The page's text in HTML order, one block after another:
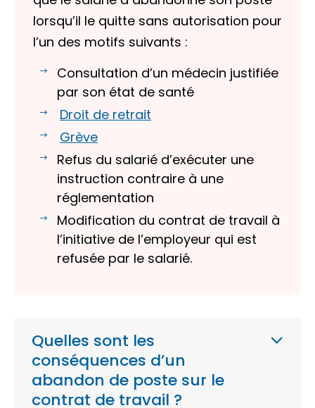
lorsqu’il le quitte sans autorisation pour
l’un des motifs suivants :
Consultation d’un médecin justifiée
par son état de santé
Droit de retrait
Grève
Refus du salarié d’exécuter une
instruction contraire à une
réglementation
Modification du contrat de travail à
l’initiative de l’employeur qui est
refusée par le salarié.
Quelles sont les
conséquences d’un
abandon de poste sur le
contrat de travail ?